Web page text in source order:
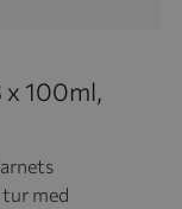
100ml,
med